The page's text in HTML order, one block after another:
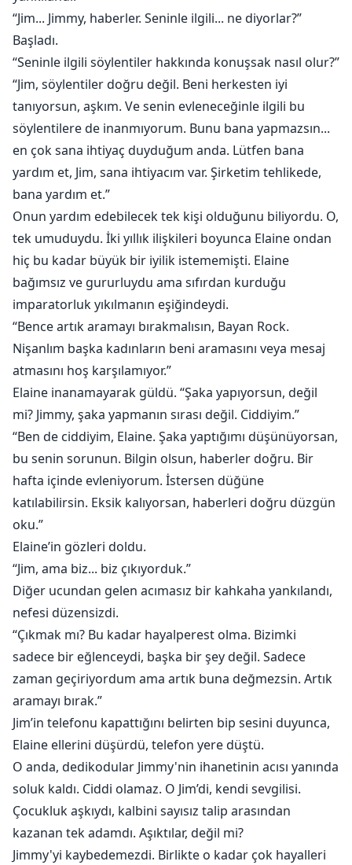
“Jim... Jimmy, haberler. Seninle ilgili... ne diyorlar?”
Başladı.
“Seninle ilgili söylentiler hakkında konuşsak nasıl olur?”
“Jim, söylentiler doğru değil. Beni herkesten iyi
tanıyorsun, aşkım. Ve senin evleneceğinle ilgili bu
söylentilere de inanmıyorum. Bunu bana yapmazsın...
en çok sana ihtiyaç duyduğum anda. Lütfen bana
yardım et, Jim, sana ihtiyacım var. Şirketim tehlikede,
bana yardım et.”
Onun yardım edebilecek tek kişi olduğunu biliyordu. O,
tek umuduydu. İki yıllık ilişkileri boyunca Elaine ondan
hiç bu kadar büyük bir iyilik istememişti. Elaine
bağımsız ve gururluydu ama sıfırdan kurduğu
imparatorluk yıkılmanın eşiğindeydi.
“Bence artık aramayı bırakmalısın, Bayan Rock.
Nişanlım başka kadınların beni aramasını veya mesaj
atmasını hoş karşılamıyor.”
Elaine inanamayarak güldü. “Şaka yapıyorsun, değil
mi? Jimmy, şaka yapmanın sırası değil. Ciddiyim.”
“Ben de ciddiyim, Elaine. Şaka yaptığımı düşünüyorsan,
bu senin sorunun. Bilgin olsun, haberler doğru. Bir
hafta içinde evleniyorum. İstersen düğüne
katılabilirsin. Eksik kalıyorsan, haberleri doğru düzgün
oku.”
Elaine’in gözleri doldu.
“Jim, ama biz... biz çıkıyorduk.”
Diğer ucundan gelen acımasız bir kahkaha yankılandı,
nefesi düzensizdi.
“Çıkmak mı? Bu kadar hayalperest olma. Bizimki
sadece bir eğlenceydi, başka bir şey değil. Sadece
zaman geçiriyordum ama artık buna değmezsin. Artık
aramayı bırak.”
Jim’in telefonu kapattığını belirten bip sesini duyunca,
Elaine ellerini düşürdü, telefon yere düştü.
O anda, dedikodular Jimmy'nin ihanetinin acısı yanında
soluk kaldı. Ciddi olamaz. O Jim’di, kendi sevgilisi.
Çocukluk aşkıydı, kalbini sayısız talip arasından
kazanan tek adamdı. Aşıktılar, değil mi?
Jimmy'yi kaybedemezdi. Birlikte o kadar çok hayalleri